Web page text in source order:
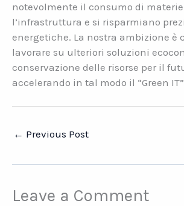
notevolmente il consumo di
l’infrastruttura e si risparmiano
energetiche. La nostra ambizione è
lavorare su ulteriori soluzioni
conservazione delle risorse per il
accelerando in tal modo il “Green
← Previous Post
Leave a Comment